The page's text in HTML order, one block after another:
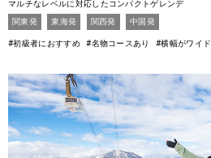
マルチなレベルに対応したコンパクトゲレンデ
関東発
東海発 関西発 中国発
#初級者におすすめ #名物コースあり #横幅がワイド